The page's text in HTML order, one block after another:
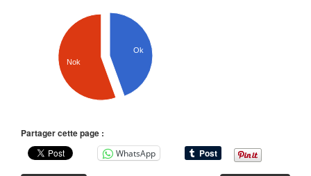
Ok
Nok
Partager cette page :
WhatsApp